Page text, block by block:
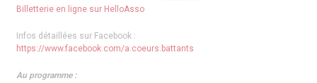
Billetterie en ligne sur HelloAsso
Infos détaillées sur Facebook :
https://www.facebook.com/a.coeurs.battants
Au programme :